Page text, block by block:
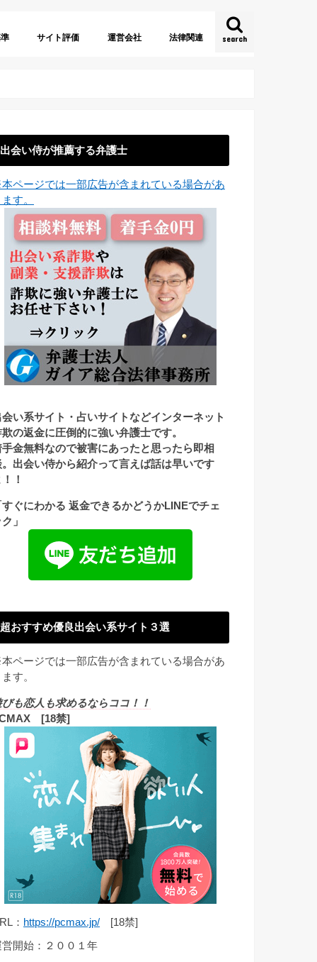
search
サイト評価 運営会社 法律関連
出会い侍が推薦する弁護士
ページでは一部広告が含まれている場合があ
す。
会い系サイト・占いサイトなどインターネット
の返金に圧倒的に強い弁護士です。
手金無料なので被害にあったと思ったら即相
。出会い侍から紹介って言えば話は早いです
！
すぐにわかる 返金できるかどうかLINEでチェ
」
超おすすめ優良出会い系サイト３選
ページでは一部広告が含まれている場合があ
す。
びも恋人も求めるならココ！！
[18禁]
： https://pcmax.jp/ [18禁]
営開始：２００１年